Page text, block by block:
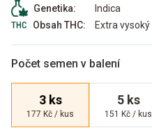
Genetika:
Indica
Obsah THC:
Extra vysoký
Počet semen v balení
3 ks
177 Kč / kus
5 ks
151 Kč / kus